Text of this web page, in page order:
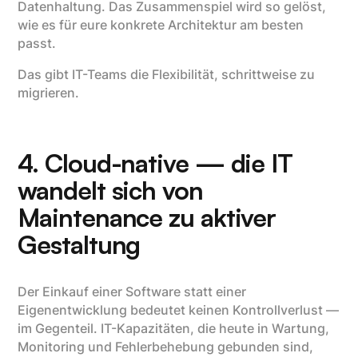
Datenhaltung. Das Zusammenspiel wird so gelöst,
wie es für eure konkrete Architektur am besten
passt.
Das gibt IT-Teams die Flexibilität, schrittweise zu
migrieren.
4. Cloud-native — die IT
wandelt sich von
Maintenance zu aktiver
Gestaltung
Der Einkauf einer Software statt einer
Eigenentwicklung bedeutet keinen Kontrollverlust —
im Gegenteil. IT-Kapazitäten, die heute in Wartung,
Monitoring und Fehlerbehebung gebunden sind,